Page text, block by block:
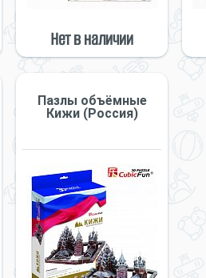
Нет в наличии
Пазлы объёмные
Кижи (Россия)